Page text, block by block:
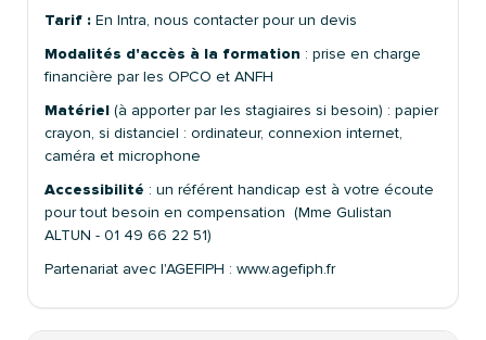
Tarif : En Intra, nous contacter pour un devis
Modalités d'accès à la formation : prise en charge
financière par les OPCO et ANFH
Matériel (à apporter par les stagiaires si besoin) : papier
crayon, si distanciel : ordinateur, connexion internet,
caméra et microphone
Accessibilité : un référent handicap est à votre écoute
pour tout besoin en compensation (Mme Gulistan
ALTUN - 01 49 66 22 51)
Partenariat avec l'AGEFIPH : www.agefiph.fr